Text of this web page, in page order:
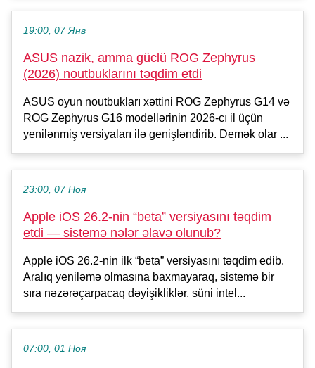
19:00, 07 Янв
ASUS nazik, amma güclü ROG Zephyrus
(2026) noutbuklarını təqdim etdi
ASUS oyun noutbukları xəttini ROG Zephyrus G14 və
ROG Zephyrus G16 modellərinin 2026-cı il üçün
yenilənmiş versiyaları ilə genişləndirib. Demək olar ...
23:00, 07 Ноя
Apple iOS 26.2-nin “beta” versiyasını təqdim
etdi — sistemə nələr əlavə olunub?
Apple iOS 26.2-nin ilk “beta” versiyasını təqdim edib.
Aralıq yeniləmə olmasına baxmayaraq, sistemə bir
sıra nəzərəçarpacaq dəyişikliklər, süni intel...
07:00, 01 Ноя